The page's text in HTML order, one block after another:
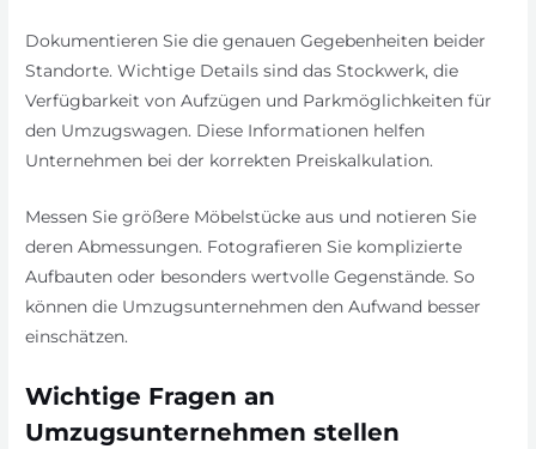
Dokumentieren Sie die genauen Gegebenheiten beider
Standorte. Wichtige Details sind das Stockwerk, die
Verfügbarkeit von Aufzügen und Parkmöglichkeiten für
den Umzugswagen. Diese Informationen helfen
Unternehmen bei der korrekten Preiskalkulation.
Messen Sie größere Möbelstücke aus und notieren Sie
deren Abmessungen. Fotografieren Sie komplizierte
Aufbauten oder besonders wertvolle Gegenstände. So
können die Umzugsunternehmen den Aufwand besser
einschätzen.
Wichtige Fragen an
Umzugsunternehmen stellen